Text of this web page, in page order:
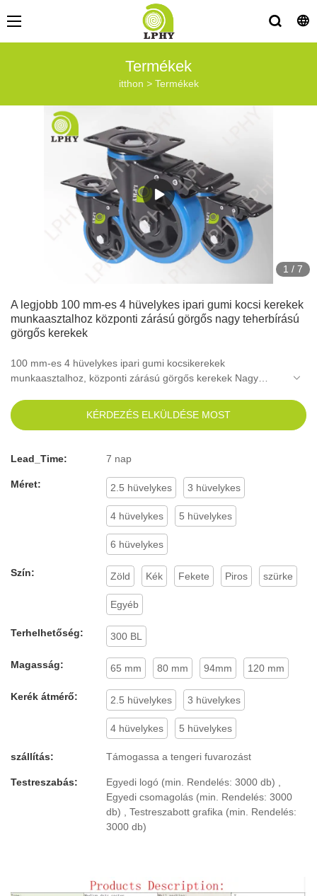
Termékek
itthon > Termékek
1 / 7
A legjobb 100 mm-es 4 hüvelykes ipari gumi kocsi kerekek
munkaasztalhoz központi zárású görgős nagy teherbírású
görgős kerekek
100 mm-es 4 hüvelykes ipari gumi kocsikerekek
munkaasztalhoz, központi zárású görgős kerekek Nagy
termékekhez képest, összehasonlíthatatlanul kiemelkedő
előnyökkel rendelkezik a teljesítmény, a minőség, a
azokat. A 100 mm-es 4 hüvelykes ipari gumi kocsikerekek
munkaasztalhoz, központi zárral ellátott, nagy teherbírású
görgős kerekek specifikációi az Ön igényei szerint
KÉRDEZÉS ELKÜLDÉSE MOST
Lead_Time: 7 nap
Méret: 2.5 hüvelykes 3 hüvelykes
4 hüvelykes 5 hüvelykes
6 hüvelykes
Szín: Zöld Kék Fekete Piros szürke
Egyéb
Terhelhetőség: 300 BL
Magasság: 65 mm 80 mm 94mm 120 mm
Kerék átmérő: 2.5 hüvelykes 3 hüvelykes
4 hüvelykes 5 hüvelykes
szállítás: Támogassa a tengeri fuvarozást
Testreszabás:
Egyedi logó (min. Rendelés: 3000 db) ,
Egyedi csomagolás (min. Rendelés: 3000
db) , Testreszabott grafika (min. Rendelés:
3000 db)